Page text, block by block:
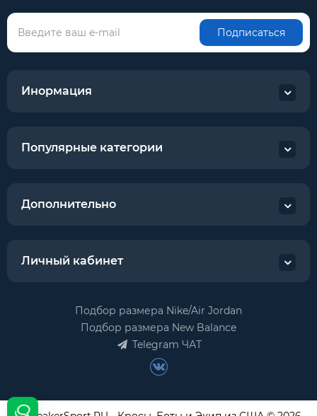
Подписаться
Инормация
Популярные категории
Дополнительно
Личный кабинет
Подбор размера Nike/Air Jordan
Подбор размера New Balance
Telegram ЧАТ